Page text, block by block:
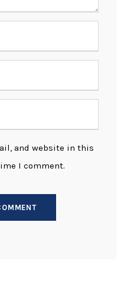
and website in this
I comment.